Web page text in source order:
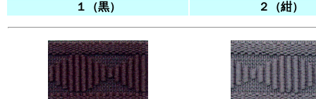
１（黒） ２（紺）